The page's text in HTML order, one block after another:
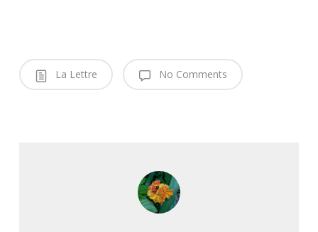
La Lettre No Comments